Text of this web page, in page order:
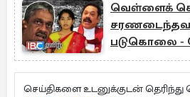
வெள்ளைக்
படுகொலை -
விசாரணை -
செய்திகளை உடனுக்குடன்